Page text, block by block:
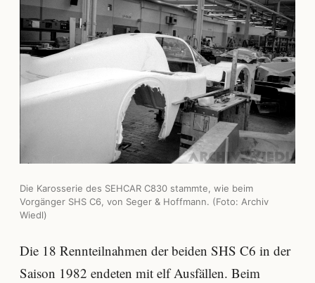
Die Karosserie des SEHCAR C830 stammte, wie beim
Vorgänger SHS C6, von Seger & Hoffmann. (Foto: Archiv
Wiedl)
Die 18 Rennteilnahmen der beiden SHS C6 in der
Saison 1982 endeten mit elf Ausfällen. Beim